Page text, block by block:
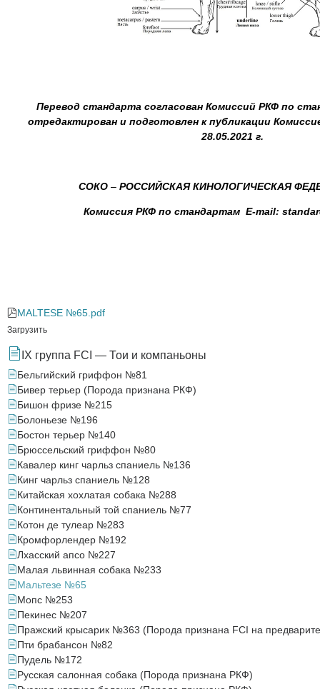
Перевод стандарта согласован Комиссий РКФ по
отредактирован и подготовлен к публикации
28.05.2021 г.
СОКО –РОССИЙСКАЯ КИНОЛОГИЧЕСКАЯ
Комиссия РКФ по стандартам E-mail:
MALTESE №65.pdf
Загрузить
IX группа FCI — Тои и компаньоны
Бельгийский гриффон №81
Бивер терьер (Порода признана РКФ)
Бишон фризе №215
Болоньезе №196
Бостон терьер №140
Брюссельский гриффон №80
Кавалер кинг чарльз спаниель №136
Кинг чарльз спаниель №128
Китайская хохлатая собака №288
Континентальный той спаниель №77
Котон де тулеар №283
Кромфорлендер №192
Лхасский апсо №227
Малая львинная собака №233
Мальтезе №65
Мопс №253
Пекинес №207
Пражский крысарик №363 (Порода признана FCI на
Пти брабансон №82
Пудель №172
Русская салонная собака (Порода признана РКФ)